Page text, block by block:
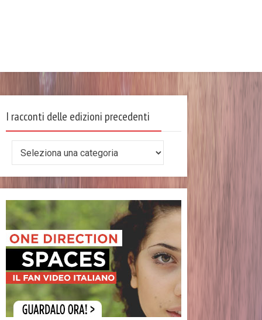
I racconti delle edizioni precedenti
delle
edizioni
precedenti